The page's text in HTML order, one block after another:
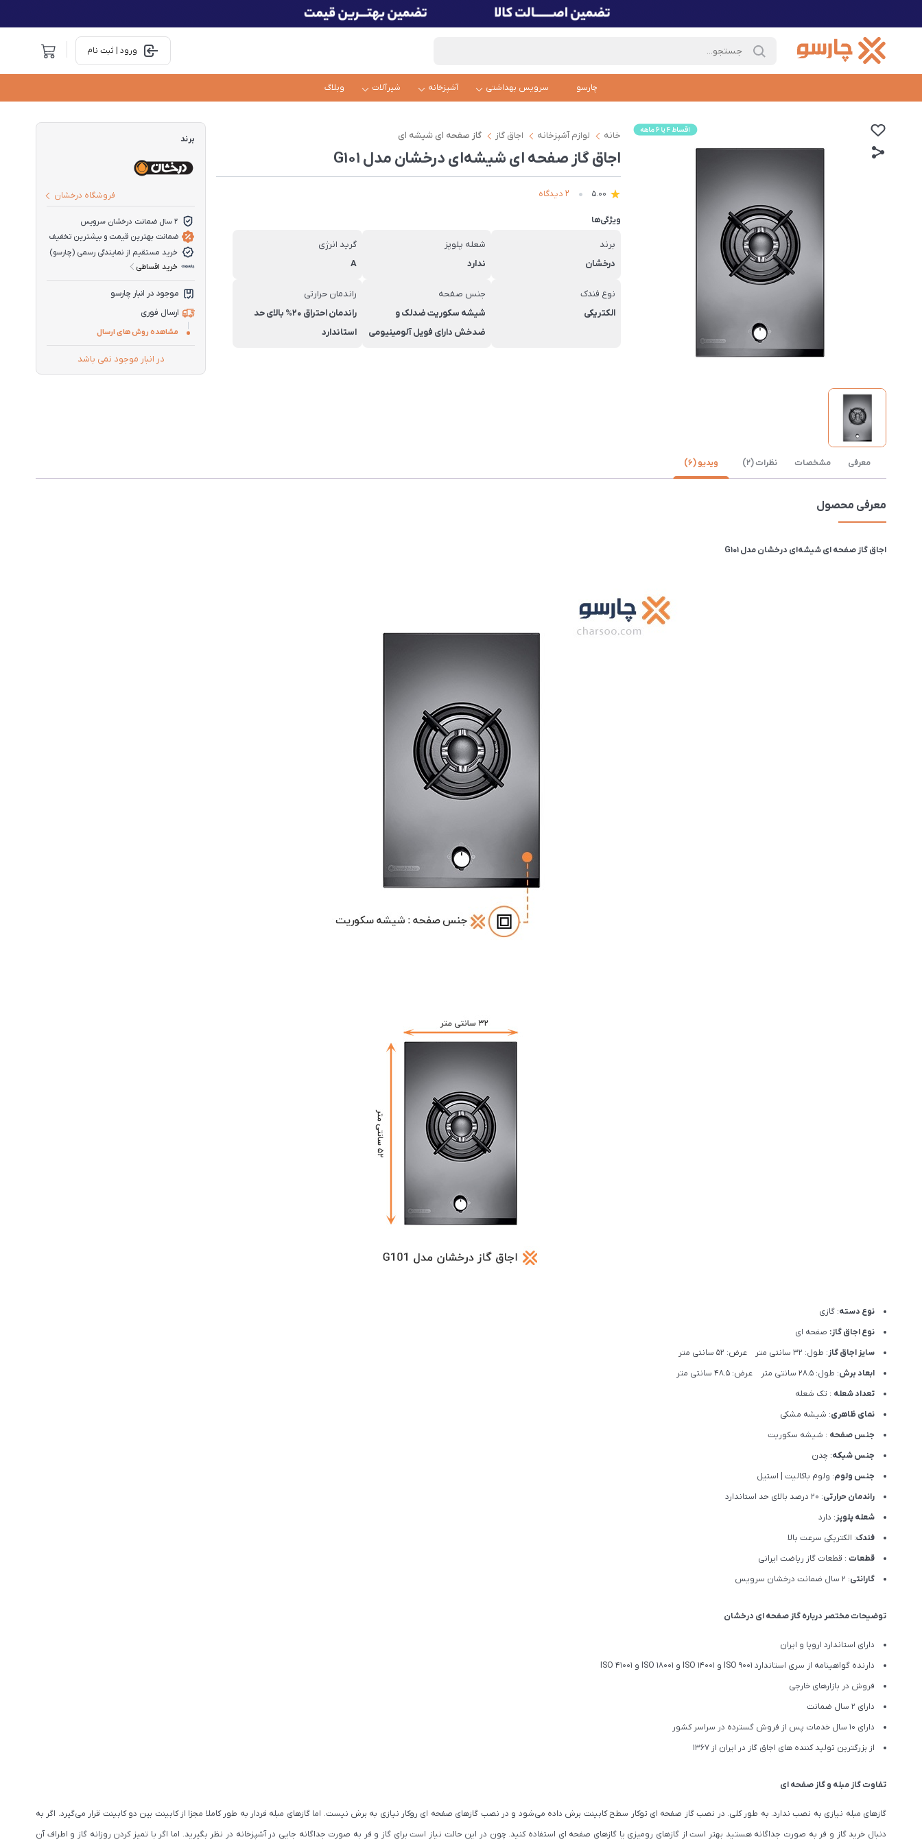
ورود | ثبت نام
چارسو سرویس بهداشتی آشپزخانه شیرآلات وبلاگ
خانه لوازم آشپزخانه اجاق گاز گاز صفحه ای شیشه ای
اجاق گاز صفحه ای شیشه‌ای درخشان مدل G101
5.00 2 دیدگاه
ویژگی‌ها
برند
درخشان
شعله پلوپز
ندارد
گرید انرژی
A
نوع فندک
الکتریکی
جنس صفحه
شیشه سکوریت ضدلک و
ضدخش دارای فویل آلومینیومی
راندمان حرارتی
راندمان احتراق 20% بالای حد
استاندارد
برند
فروشگاه درخشان
2 سال ضمانت درخشان سرویس
ضمانت بهترین قیمت و بیشترین تخفیف
خرید مستقیم از نمایندگی رسمی (چارسو)
خرید اقساطی
موجود در انبار چارسو
ارسال فوری
مشاهده روش های ارسال
در انبار موجود نمی باشد
معرفی مشخصات نظرات (2) ویدیو (6)
معرفی محصول
اجاق گاز صفحه ای شیشه‌ای درخشان مدل G101
نوع دسته: گازی
نوع اجاق گاز: صفحه ای
سایز اجاق گاز: طول: 32 سانتی متر عرض: 52 سانتی متر
ابعاد برش: طول: 28.5 سانتی متر عرض: 48.5 سانتی متر
تعداد شعله : تک شعله
نمای ظاهری: شیشه مشکی
جنس صفحه : شیشه سکوریت
جنس شبکه: چدن
جنس ولوم: ولوم باکالیت | استیل
راندمان حرارتی: 20 درصد بالای حد استاندارد
شعله پلوپز: دارد
فندک: الکتریکی سرعت بالا
قطعات : قطعات گاز ریاضت ایرانی
گارانتی: 2 سال ضمانت درخشان سرویس
توضیحات مختصر درباره گاز صفحه ای درخشان
دارای استاندارد اروپا و ایران
دارنده گواهینامه از سری استاندارد ISO 9001 و ISO 14001 و ISO 18001 و ISO 41001
فروش در بازارهای خارجی
دارای 2 سال ضمانت
دارای 10 سال خدمات پس از فروش گسترده در سراسر کشور
از بزرگترین تولید کننده های اجاق گاز در ایران از 1367
تفاوت گاز مبله و گاز صفحه ای
گازهای مبله نیازی به نصب ندارد. به طور کلی. در نصب گاز صفحه ای توکار سطح کابینت برش داده می‌شود و در نصب گازهای صفحه ای روکار نیازی به برش نیست. اما گازهای مبله فردار به طور کاملا مجزا از کابینت بین دو کابینت قرار می‌گیرد. اگر به
دنبال خرید گاز و فر به صورت جداگانه هستید بهتر است از گازهای رومیزی یا گازهای صفحه ای استفاده کنید. چون در این حالت نیاز است برای گاز و فر به صورت جداگانه جایی در آشپزخانه در نظر بگیرید. اما اگر با تمیز کردن روزانه گاز و اطراف آن